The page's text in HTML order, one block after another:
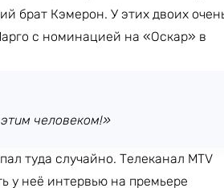
брат Кэмерон. У этих двоих
с номинацией на «Оскар» в
человеком!»
туда случайно. Телеканал MTV
у неё интервью на премьере